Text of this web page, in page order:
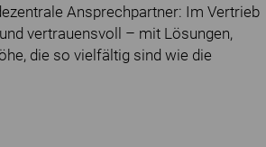
Ansprechpartner: Im Vertrieb
vertrauensvoll – mit Lösungen,
die so vielfältig sind wie die